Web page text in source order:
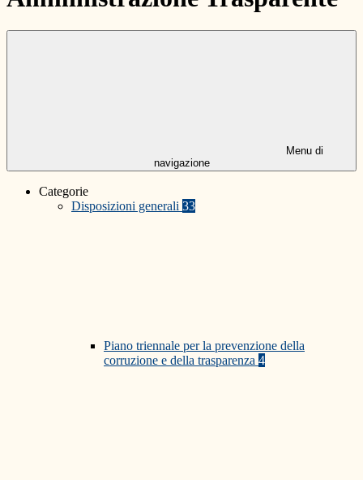
Menu di
navigazione
Categorie
Disposizioni generali 33
Piano triennale per la prevenzione della
corruzione e della trasparenza 4